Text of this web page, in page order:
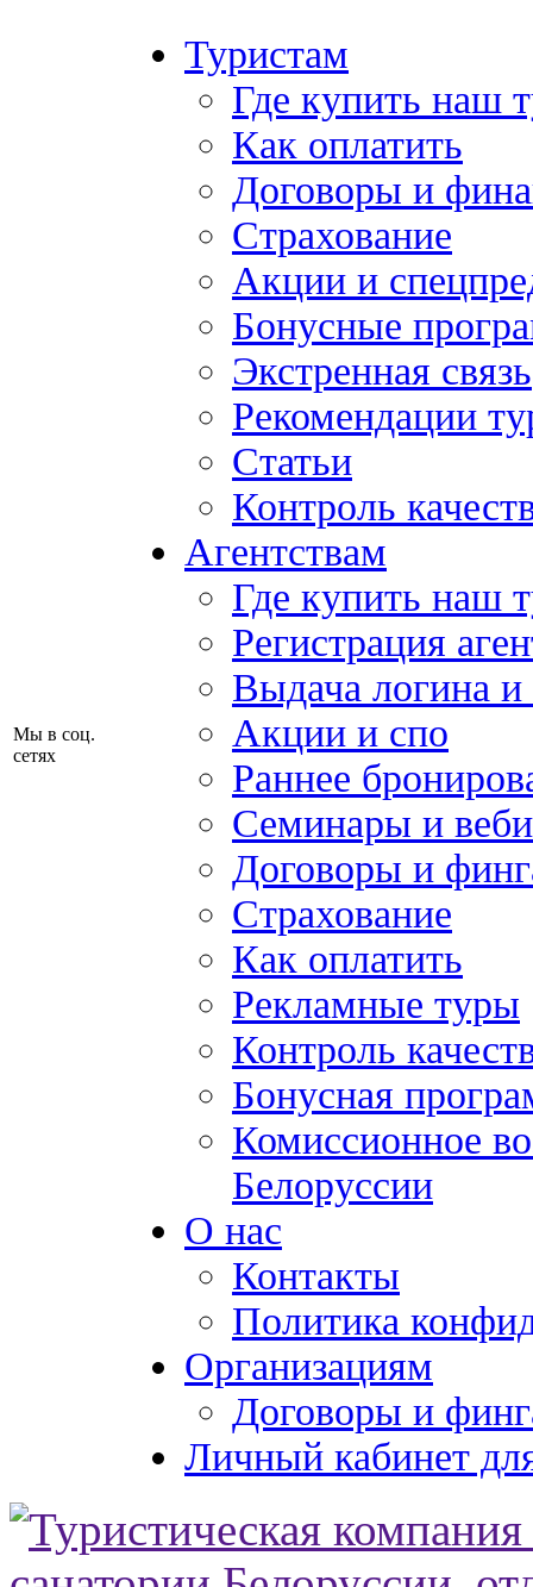
Мы в соц.
сетях
Туристам
Где купить наш
Как оплатить
Договоры и
Страхование
Акции и
Бонусные
Экстренная связь
Рекомендации
Статьи
Контроль
Агентствам
Где купить наш
Регистрация
Выдача логина и
Акции и спо
Раннее
Семинары и
Договоры и
Страхование
Как оплатить
Рекламные туры
Контроль
Бонусная
Комиссионное
Белоруссии
О нас
Контакты
Политика
Организациям
Договоры и
Личный кабинет